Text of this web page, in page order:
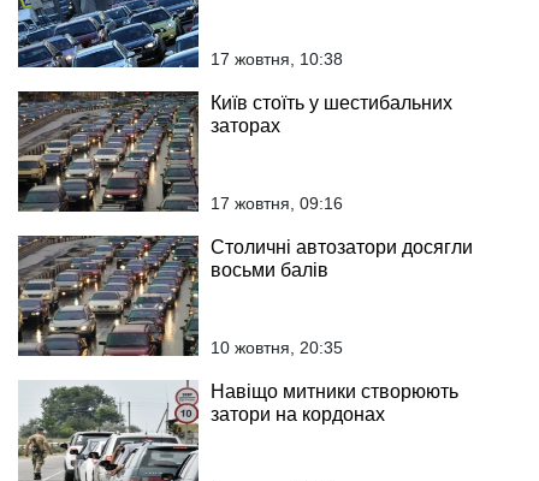
17 жовтня, 10:38
Київ стоїть у шестибальних
заторах
17 жовтня, 09:16
Столичні автозатори досягли
восьми балів
10 жовтня, 20:35
Навіщо митники створюють
затори на кордонах